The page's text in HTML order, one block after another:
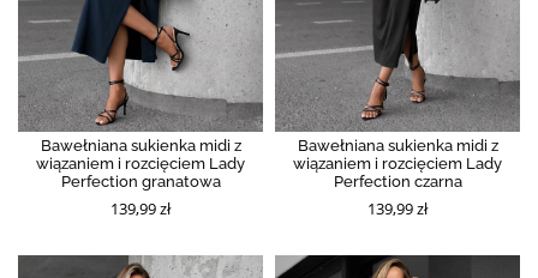
Bawełniana sukienka midi z
wiązaniem i rozcięciem Lady
Perfection granatowa
139,99 zł
Bawełniana sukienka midi z
wiązaniem i rozcięciem Lady
Perfection czarna
139,99 zł